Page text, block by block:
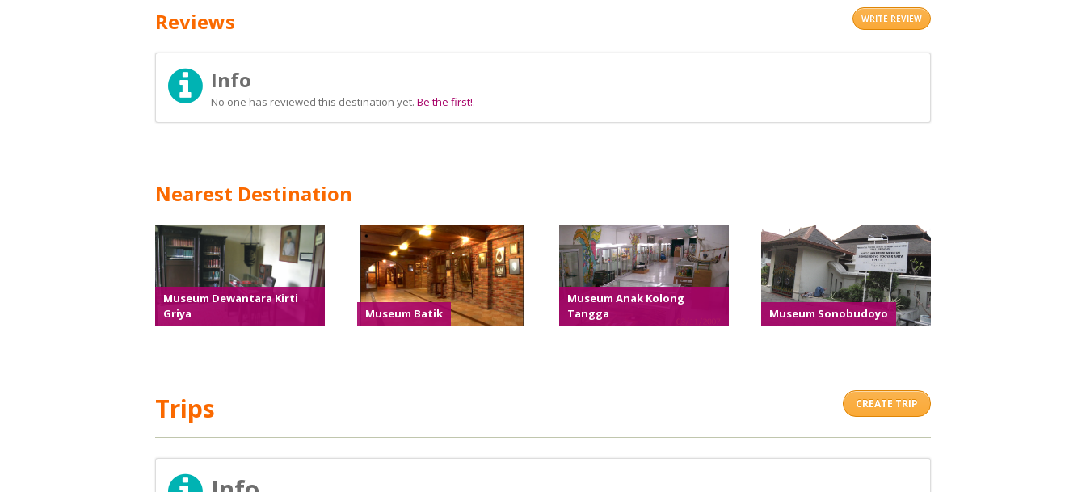
WRITE REVIEW
Reviews
Info
No one has reviewed this destination yet. Be the first!.
Nearest Destination
Museum Dewantara Kirti
Griya
Museum Batik
Museum Anak Kolong
Tangga
Museum Sonobudoyo
Trips CREATE TRIP